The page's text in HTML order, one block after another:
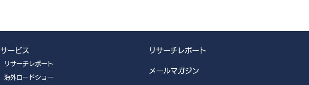
サービス
リサーチレポート
海外ロードショー
リサーチレポート
メールマガジン